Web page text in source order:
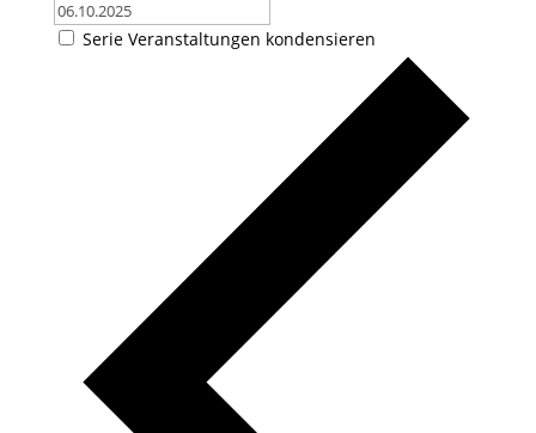
Serie Veranstaltungen kondensieren